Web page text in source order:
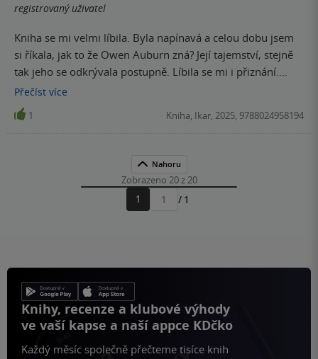
registrovaný uživatel
Kniha se mi velmi líbila. Byla napínavá a celou dobu jsem
si říkala, jak to že Owen Auburn zná? Její tajemství, stejně
tak jeho se odkrývala postupně. Líbila se mi i přiznání.
Nejvíc se mi líbilo: Neexistuješ, Bože. A jestli jo, měl by ses
stydět.
Přečíst více
1 Kniha, Ikar, 2025, 9788024958194
Nahoru
Zobrazeno 20 z 20
1
Přejít
/ 1
Knihy, recenze a klubové výhody
ve vaší kapse a naší appce KDčko
Každý měsíc společně přečteme tisíce knih